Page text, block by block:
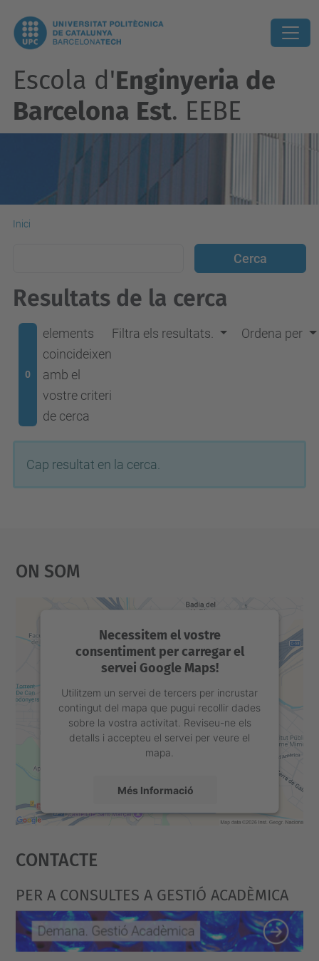
Escola d'Enginyeria de
Barcelona Est. EEBE
Inici
Resultats de la cerca
0
elements
coincideixen
amb el
vostre criteri
de cerca
Filtra els resultats. Ordena per
Cap resultat en la cerca.
On Som
Necessitem el vostre
consentiment per carregar el
servei Google Maps!
Utilitzem un servei de tercers per incrustar
contingut del mapa que pugui recollir dades
sobre la vostra activitat. Reviseu-ne els
detalls i accepteu el servei per veure el
mapa.
Més Informació
powered by
Contacte
PER A CONSULTES A GESTIÓ ACADÈMICA